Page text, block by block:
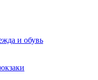
и обувь